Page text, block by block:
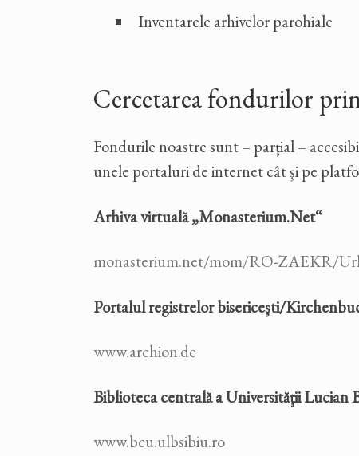
Inventarele arhivelor parohiale
Cercetarea fondurilor
Fondurile noastre sunt – parţial –
unele portaluri de internet cât şi pe
Arhiva virtuală „Monasterium.Net“
monasterium.net/mom/RO-ZAEKR/
Portalul registrelor bisericeşti/
www.archion.de
Biblioteca centrală a Universităţii Lucian
www.bcu.ulbsibiu.ro